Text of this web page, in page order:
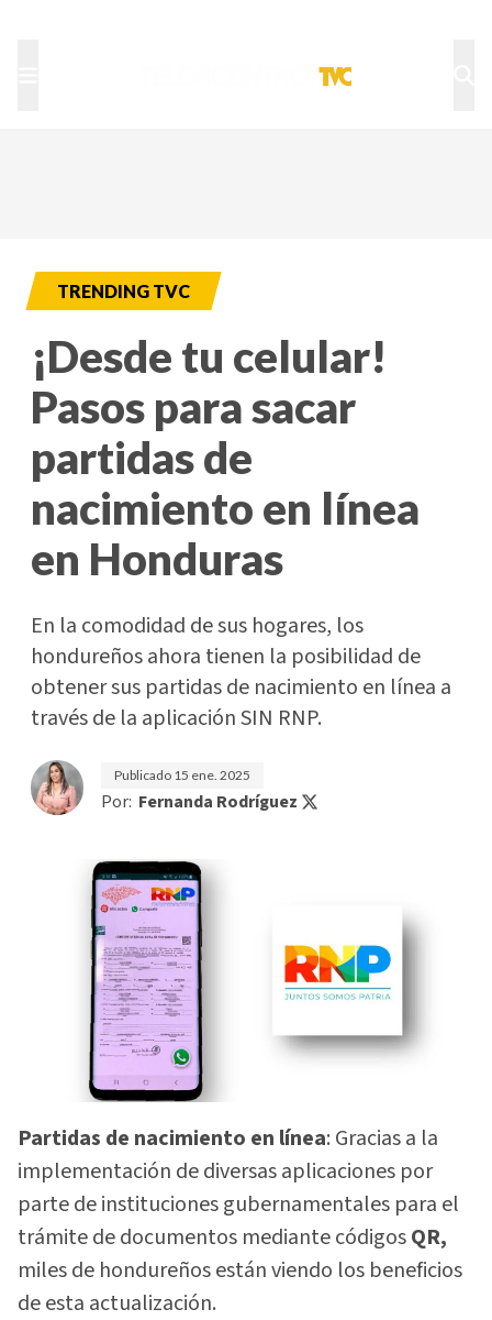
TRENDING TVC
¡Desde tu celular!
Pasos para sacar
partidas de
nacimiento en línea
en Honduras
En la comodidad de sus hogares, los
hondureños ahora tienen la posibilidad de
obtener sus partidas de nacimiento en línea a
través de la aplicación SIN RNP.
Publicado 15 ene. 2025
Por: Fernanda Rodríguez
Partidas de nacimiento en línea: Gracias a la
implementación de diversas aplicaciones por
parte de instituciones gubernamentales para el
trámite de documentos mediante códigosQR,
miles de hondureños están viendo los beneficios
de esta actualización.